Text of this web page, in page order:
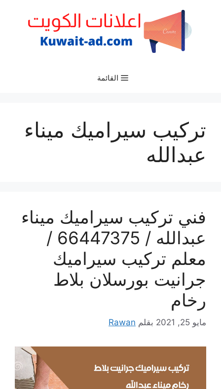
القائمة
تركيب سيراميك ميناء
عبدالله
فني تركيب سيراميك ميناء
عبدالله / 66447375 /
معلم تركيب سيراميك
جرانيت بورسلان بلاط
رخام
مايو 25, 2021 بقلم Rawan